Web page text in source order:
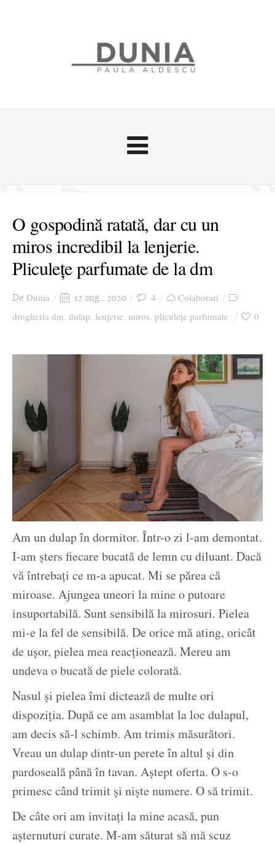
Stari afective
Zice Dunia
Călătorii
Cursuri povestite
Ziua culorii
O gospodină ratată, dar cu un
miros incredibil la lenjerie.
Pliculețe parfumate de la dm
De Dunia 12 aug., 2020 4
Colaborari
drogheria dm, dulap, lenjerie, miros, pliculețe parfumate 0
Am un dulap în dormitor. Într-o zi l-am demontat.
I-am șters fiecare bucată de lemn cu diluant. Dacă
vă întrebați ce m-a apucat. Mi se părea că
miroase. Ajungea uneori la mine o putoare
insuportabilă. Sunt sensibilă la mirosuri. Pielea
mi-e la fel de sensibilă. De orice mă ating, oricât
de ușor, pielea mea reacționează. Mereu am
undeva o bucată de piele colorată.
Nasul și pielea îmi dictează de multe ori
dispoziția. După ce am asamblat la loc dulapul,
am decis să-l schimb. Am trimis măsurători.
Vreau un dulap dintr-un perete în altul și din
pardoseală până în tavan. Aștept oferta. O s-o
primesc când trimit și niște numere. O să trimit.
De câte ori am invitați la mine acasă, pun
așternuturi curate. M-am săturat să mă scuz